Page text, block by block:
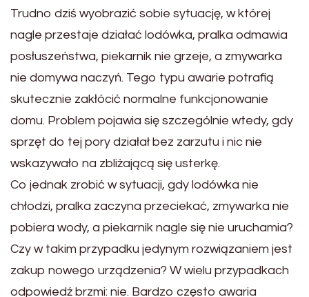
Trudno dziś wyobrazić sobie sytuację, w której
nagle przestaje działać lodówka, pralka odmawia
posłuszeństwa, piekarnik nie grzeje, a zmywarka
nie domywa naczyń. Tego typu awarie potrafią
skutecznie zakłócić normalne funkcjonowanie
domu. Problem pojawia się szczególnie wtedy, gdy
sprzęt do tej pory działał bez zarzutu i nic nie
wskazywało na zbliżającą się usterkę.
Co jednak zrobić w sytuacji, gdy lodówka nie
chłodzi, pralka zaczyna przeciekać, zmywarka nie
pobiera wody, a piekarnik nagle się nie uruchamia?
Czy w takim przypadku jedynym rozwiązaniem jest
zakup nowego urządzenia? W wielu przypadkach
odpowiedź brzmi: nie. Bardzo często awaria